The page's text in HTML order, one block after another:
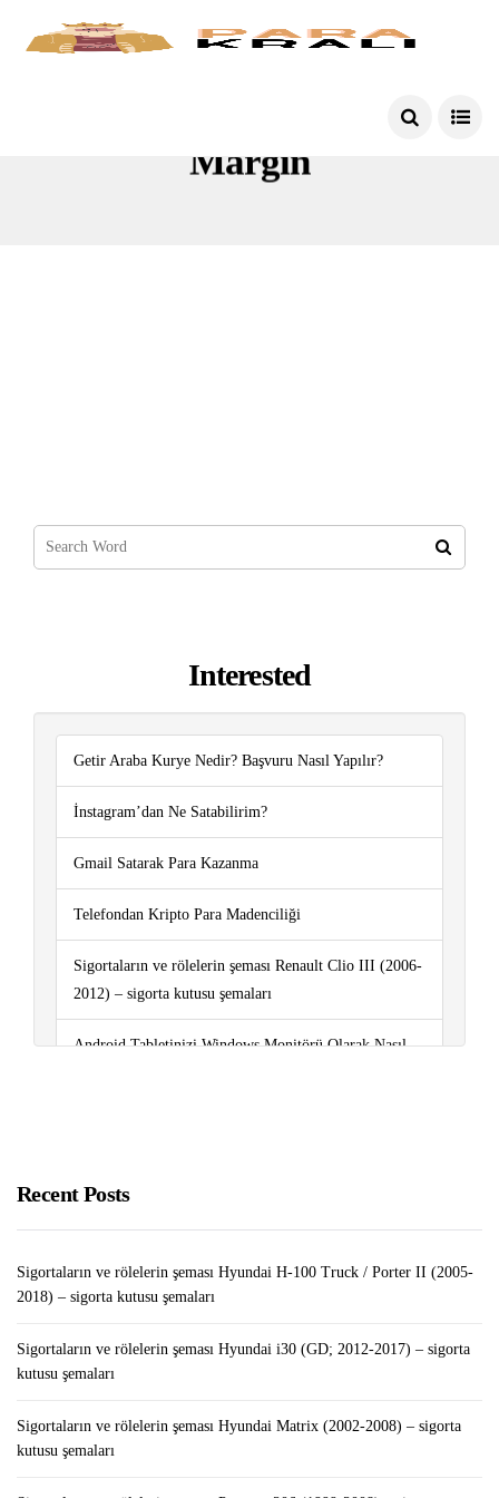
Margin
Interested
Getir Araba Kurye Nedir? Başvuru Nasıl Yapılır?
İnstagram’dan Ne Satabilirim?
Gmail Satarak Para Kazanma
Telefondan Kripto Para Madenciliği
Sigortaların ve rölelerin şeması Renault Clio III (2006-
2012) – sigorta kutusu şemaları
Android Tabletinizi Windows Monitörü Olarak Nasıl
Recent Posts
Sigortaların ve rölelerin şeması Hyundai H-100 Truck / Porter II (2005-
2018) – sigorta kutusu şemaları
Sigortaların ve rölelerin şeması Hyundai i30 (GD; 2012-2017) – sigorta
kutusu şemaları
Sigortaların ve rölelerin şeması Hyundai Matrix (2002-2008) – sigorta
kutusu şemaları